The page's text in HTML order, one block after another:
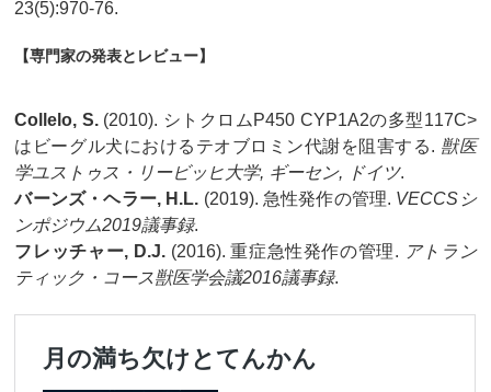
23(5):970-76.
【専門家の発表とレビュー】
Collelo, S.(2010). シトクロムP450 CYP1A2の多型117C>
はビーグル犬におけるテオブロミン代謝を阻害する. 獣医
学ユストゥス・リービッヒ大学, ギーセン, ドイツ.
バーンズ・ヘラー, H.L. (2019). 急性発作の管理. VECCSシ
ンポジウム2019議事録.
フレッチャー, D.J.(2016). 重症急性発作の管理. アトラン
ティック・コース獣医学会議2016議事録.